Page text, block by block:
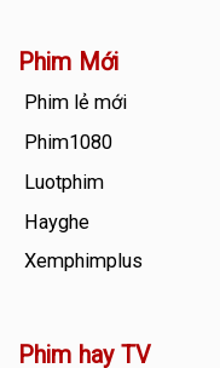
Phim Mới
Phim lẻ mới
Phim1080
Luotphim
Hayghe
Xemphimplus
Phim hay TV